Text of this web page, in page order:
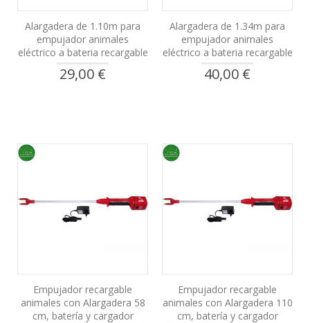
Alargadera de 1.10m para
empujador animales
eléctrico a bateria recargable
29,00 €
Alargadera de 1.34m para
empujador animales
eléctrico a bateria recargable
40,00 €
Empujador recargable
animales con Alargadera 58
cm, batería y cargador
Empujador recargable
animales con Alargadera 110
cm, batería y cargador